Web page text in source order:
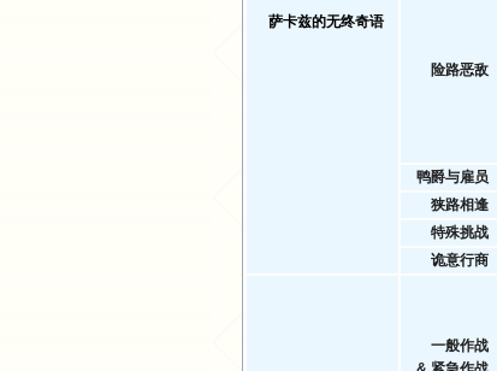
萨卡兹的无终奇语
险路恶敌
鸭爵与雇员
狭路相逢
特殊挑战
诡意行商
一般作战